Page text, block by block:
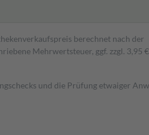
berechnet nach der
Mehrwertsteuer, ggf. zzgl. 3,95
und die Prüfung etwaiger